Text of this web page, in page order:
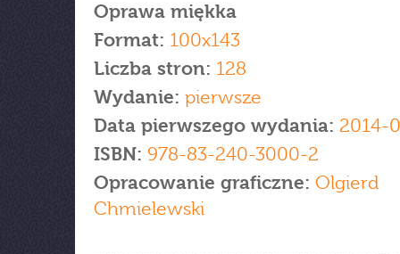
Oprawa miękka
Format: 100x143
Liczba stron: 128
Wydanie: pierwsze
Data pierwszego wydania: 2014-
ISBN: 978-83-240-3000-2
Opracowanie graficzne: Olgierd
Chmielewski